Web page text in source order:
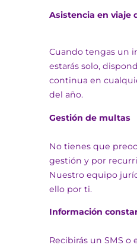
Asistencia en viaje
Cuando tengas un
estarás solo,
continua en
del año.
Gestión de multas
No tienes que
gestión y por
Nuestro equipo
ello por ti.
Información
Recibirás un SMS o